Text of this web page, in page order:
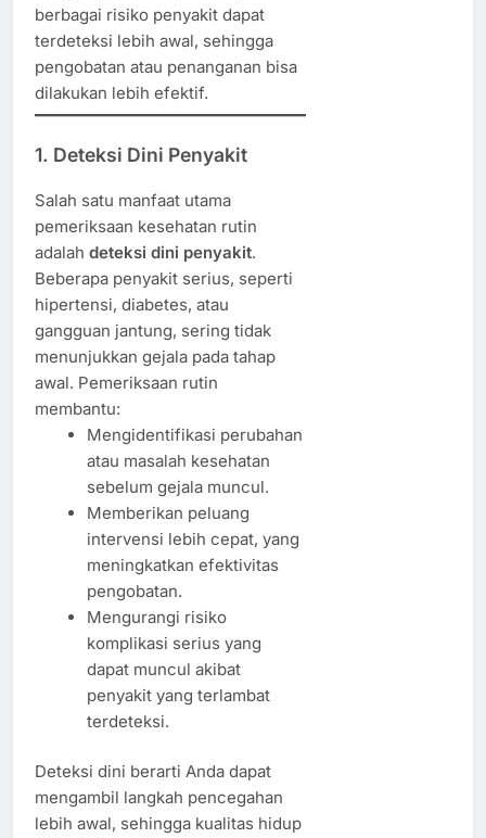
berbagai risiko penyakit dapat
terdeteksi lebih awal, sehingga
pengobatan atau penanganan bisa
dilakukan lebih efektif.
1. Deteksi Dini Penyakit
Salah satu manfaat utama
pemeriksaan kesehatan rutin
adalah deteksi dini penyakit.
Beberapa penyakit serius, seperti
hipertensi, diabetes, atau
gangguan jantung, sering tidak
menunjukkan gejala pada tahap
awal. Pemeriksaan rutin
membantu:
Mengidentifikasi perubahan
atau masalah kesehatan
sebelum gejala muncul.
Memberikan peluang
intervensi lebih cepat, yang
meningkatkan efektivitas
pengobatan.
Mengurangi risiko
komplikasi serius yang
dapat muncul akibat
penyakit yang terlambat
terdeteksi.
Deteksi dini berarti Anda dapat
mengambil langkah pencegahan
lebih awal, sehingga kualitas hidup